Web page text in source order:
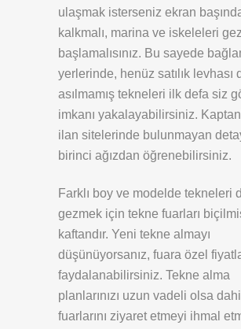
ulaşmak isterseniz ekran
kalkmalı, marina ve iskeleleri
başlamalısınız. Bu sayede
yerlerinde, henüz satılık levhası
asılmamış tekneleri ilk defa siz
imkanı yakalayabilirsiniz.
ilan sitelerinde bulunmayan
birinci ağızdan öğrenebilirsiniz.
Farklı boy ve modelde tekneleri
gezmek için tekne fuarları
kaftandır. Yeni tekne almayı
düşünüyorsanız, fuara özel
faydalanabilirsiniz. Tekne alma
planlarınızı uzun vadeli olsa
fuarlarını ziyaret etmeyi ihmal